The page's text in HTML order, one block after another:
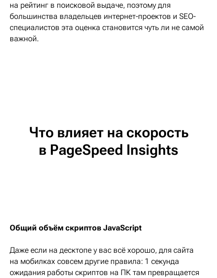
на рейтинг в поисковой выдаче, поэтому для
большинства владельцев интернет-проектов и SEO-
специалистов эта оценка становится чуть ли не самой
важной.
Что влияет на скорость
в PageSpeed Insights
Общий объём скриптов JavaScript
Даже если на десктопе у вас всё хорошо, для сайта
на мобилках совсем другие правила: 1 секунда
ожидания работы скриптов на ПК там превращается